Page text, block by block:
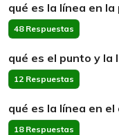
qué es la línea en
48 Respuestas
qué es el punto y la
12 Respuestas
qué es la línea en
18 Respuestas